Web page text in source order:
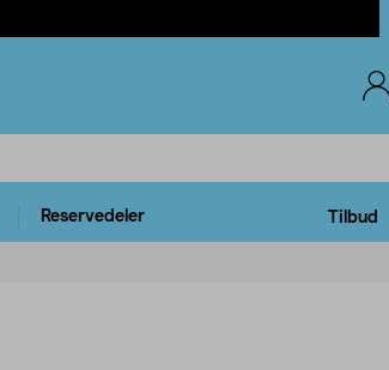
Reservedeler Tilbud